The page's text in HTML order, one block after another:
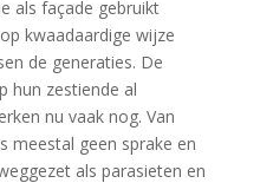
als façade gebruikt
kwaadaardige wijze
de generaties. De
hun zestiende al
nu vaak nog. Van
meestal geen sprake en
als parasieten en